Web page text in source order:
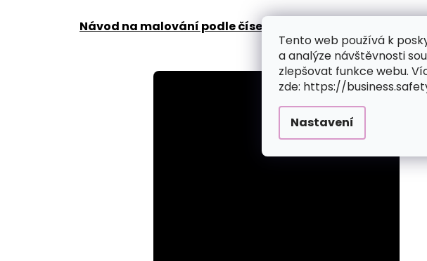
Tento web používá k
a analýze návštěvnosti
zlepšovat funkce webu.
zde: https://
Nastavení
Návod na malování podle čísel zde